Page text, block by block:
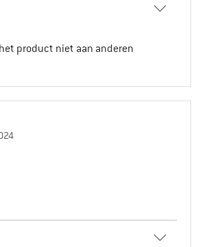
product niet aan anderen